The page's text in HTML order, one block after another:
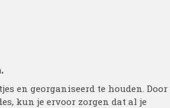
en georganiseerd te houden. Door
kun je ervoor zorgen dat al je